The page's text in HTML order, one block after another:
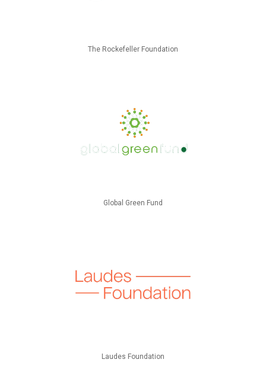
The Rockefeller Foundation
Global Green Fund
Laudes Foundation